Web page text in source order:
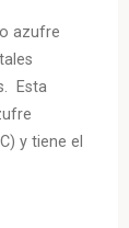
azufre
Esta
y tiene el